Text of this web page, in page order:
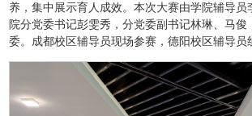
养，集中展示育人成效。本次大赛由学院辅导员
院分党委书记彭雯秀，分党委副书记林琳、马俊
委。成都校区辅导员现场参赛，德阳校区辅导员